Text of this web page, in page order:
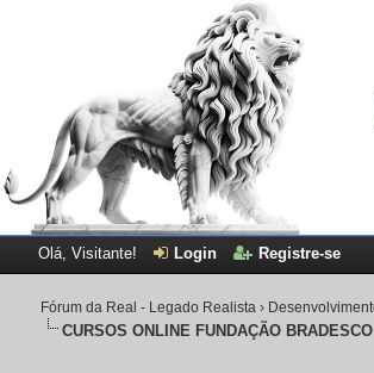
Olá, Visitante! Login Registre-se
Fórum da Real - Legado Realista ›
CURSOS ONLINE FUNDAÇÃO BRADESCO